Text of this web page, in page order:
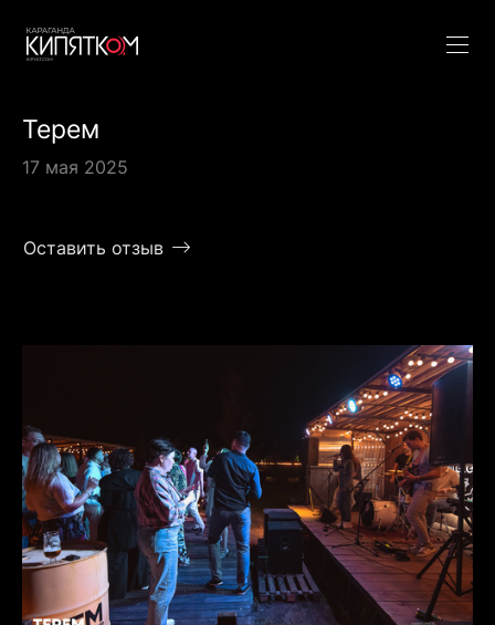
Терем
17 мая 2025
Оставить отзыв